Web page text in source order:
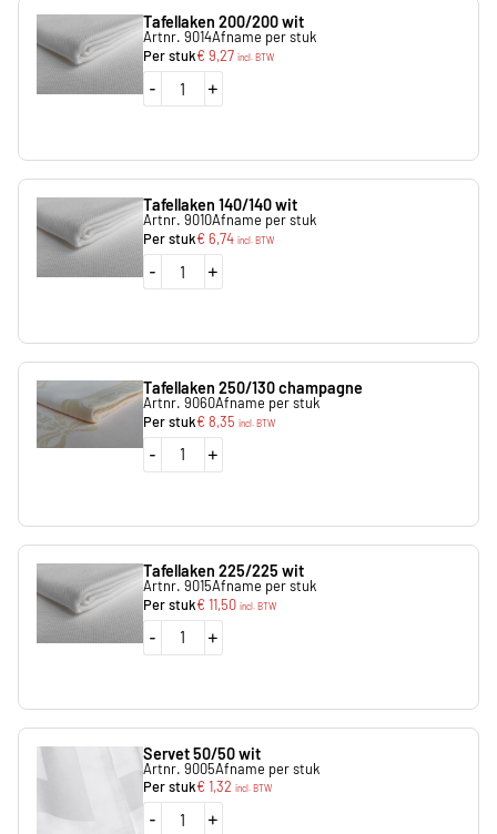
Tafellaken 200/200 wit
Artnr. 9014Afname per stuk
Per stuk€9,27 incl. BTW
- +
Tafellaken 140/140 wit
Artnr. 9010Afname per stuk
Per stuk€6,74 incl. BTW
- +
Tafellaken 250/130 champagne
Artnr. 9060Afname per stuk
Per stuk€8,35 incl. BTW
- +
Tafellaken 225/225 wit
Artnr. 9015Afname per stuk
Per stuk€11,50 incl. BTW
- +
Servet 50/50 wit
Artnr. 9005Afname per stuk
Per stuk€1,32 incl. BTW
- +